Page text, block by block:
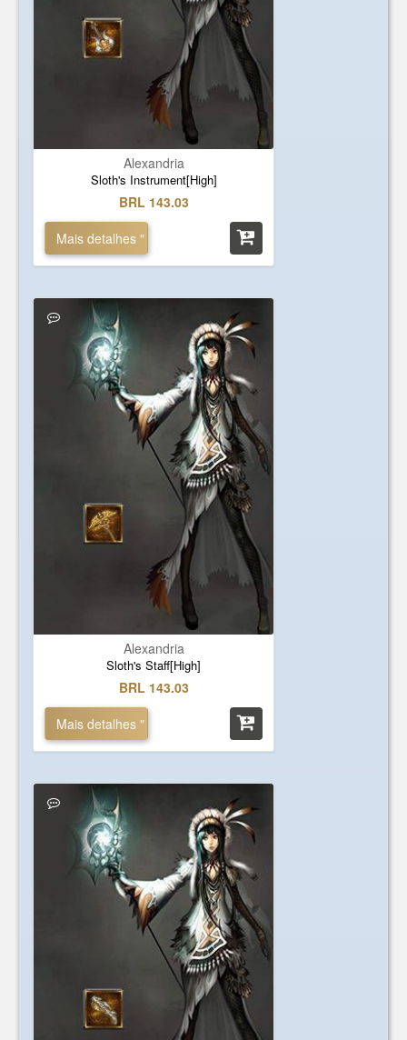
Alexandria
Sloth's Instrument[High]
BRL 143.03
Mais detalhes "
Alexandria
Sloth's Staff[High]
BRL 143.03
Mais detalhes "